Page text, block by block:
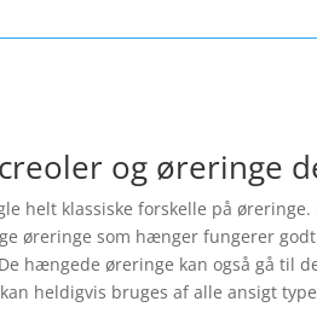
og øreringe
helt klassiske forskelle på
øreringe som hænger fungerer
hængede øreringe kan også gå til
heldigvis bruges af alle ansigt